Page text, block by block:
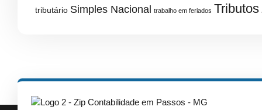
tributário Simples Nacional trabalho em feriados Tributos